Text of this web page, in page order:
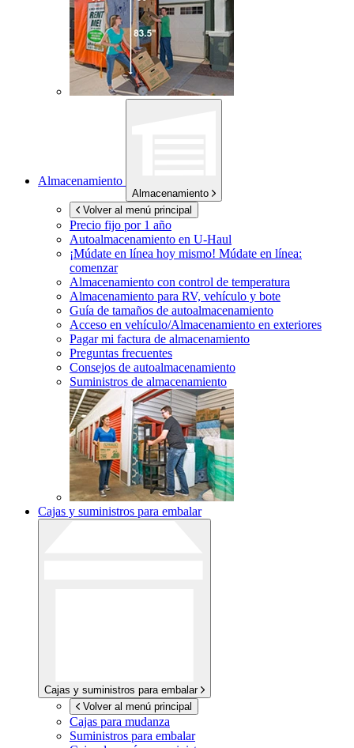
Almacenamiento
Almacenamiento
Volver al menú principal
Precio fijo por 1 año
Autoalmacenamiento en U-Haul
¡Múdate en línea hoy mismo! Múdate en línea:
comenzar
Almacenamiento con control de temperatura
Almacenamiento para RV, vehículo y bote
Guía de tamaños de autoalmacenamiento
Acceso en vehículo/Almacenamiento en exteriores
Pagar mi factura de almacenamiento
Preguntas frecuentes
Consejos de autoalmacenamiento
Suministros de almacenamiento
Cajas y suministros para embalar
Cajas y suministros para embalar
Volver al menú principal
Cajas para mudanza
Suministros para embalar